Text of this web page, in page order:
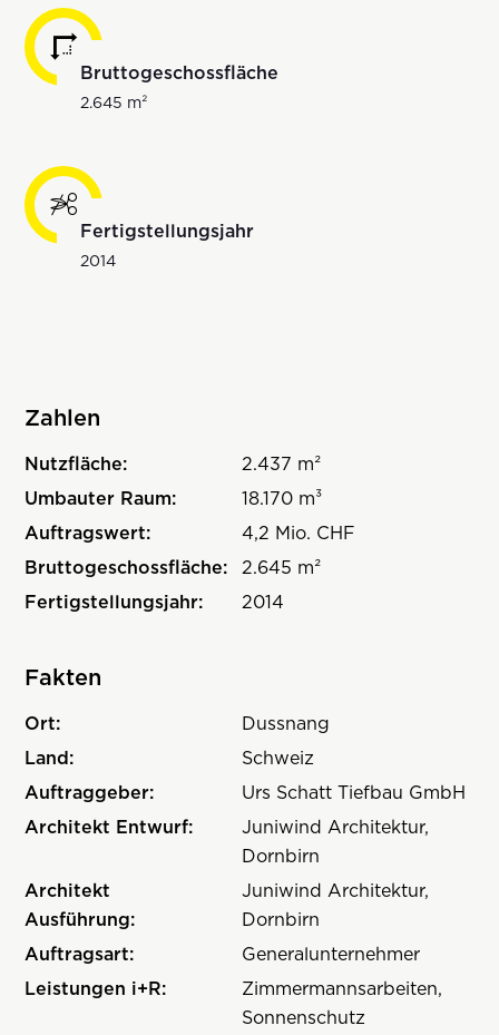
Bruttogeschossfläche
2.645 m²
Fertigstellungsjahr
2014
Zahlen
Nutzfläche:
2.437 m²
Umbauter Raum:
18.170 m³
Auftragswert:
4,2 Mio. CHF
Bruttogeschossfläche:
2.645 m²
Fertigstellungsjahr:
2014
Fakten
Ort:
Dussnang
Land:
Schweiz
Auftraggeber:
Urs Schatt Tiefbau GmbH
Architekt Entwurf:
Juniwind Architektur,
Dornbirn
Architekt
Ausführung:
Juniwind Architektur,
Dornbirn
Auftragsart:
Generalunternehmer
Leistungen i+R:
Zimmermannsarbeiten,
Sonnenschutz